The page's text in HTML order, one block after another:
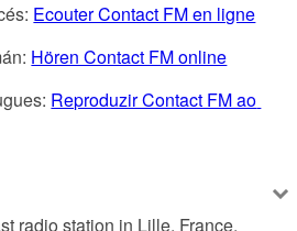
Ecouter Contact FM en ligne
Hören Contact FM online
Reproduzir Contact FM ao
radio station in Lille, France,